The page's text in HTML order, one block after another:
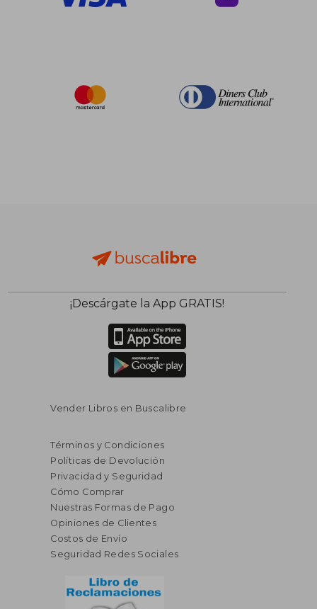
$ 520.36
$ 286.20
45%
dcto.
$
¡Descárgate la App GRATIS!
Vender Libros en Buscalibre
Términos y Condiciones
Políticas de Devolución
Privacidad y Seguridad
Cómo Comprar
Nuestras Formas de Pago
Opiniones de Clientes
Costos de Envío
Seguridad Redes Sociales